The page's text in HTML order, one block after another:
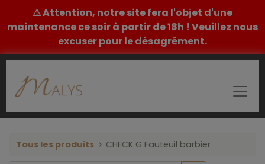
⚠ Attention, notre site fera l'objet d'une
maintenance ce soir à partir de 18h ! Veuillez nous
excuser pour le désagrément.
Tous les produits CHECK G Fauteuil barbier